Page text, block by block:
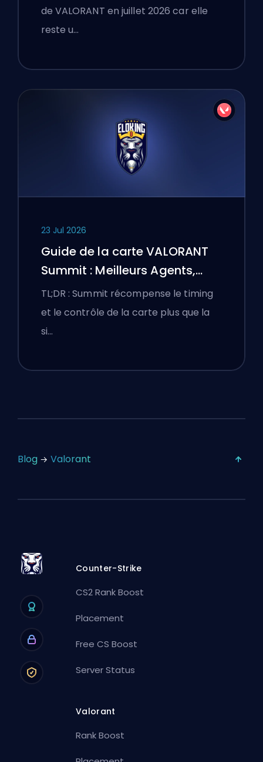
de VALORANT en juillet 2026 car elle
reste u…
23 Jul 2026
Guide de la carte VALORANT
Summit : Meilleurs Agents,
Callouts et Fumigènes
TL;DR : Summit récompense le timing
et le contrôle de la carte plus que la
si…
Blog Valorant
Counter-Strike
CS2 Rank Boost
Placement
Free CS Boost
Server Status
Valorant
Rank Boost